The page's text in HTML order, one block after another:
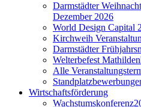
Darmstädter
Dezember 2026
World Design Capital
Kirchweih
Darmstädter
Welterbefest
Alle
Wirtschaftsförderung
Wachstumskonferenz